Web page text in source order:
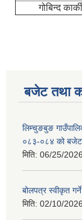
गोबिन्द कार्की
बजेट तथा
लिम्चुङबुङ
०८३-०८४ को बजेट
मिति: 06/25/
बोलपत्र स्वीकृत
मिति: 02/10/